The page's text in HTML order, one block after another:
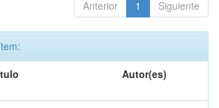
Anterior 1 Siguiente
Autor(es)